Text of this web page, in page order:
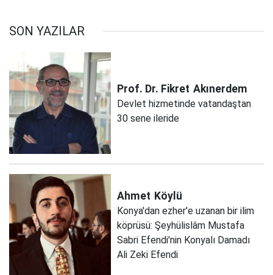
SON YAZILAR
Prof. Dr. Fikret Akınerdem
Devlet hizmetinde vatandaştan
30 sene ileride
Ahmet Köylü
Konya'dan ezher'e uzanan bir ilim
köprüsü: Şeyhülislâm Mustafa
Sabri Efendi'nin Konyalı Damadı
Ali Zeki Efendi